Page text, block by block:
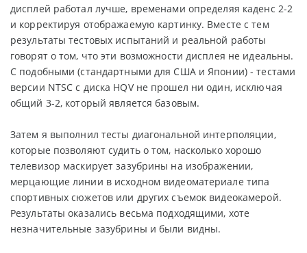
дисплей работал лучше, временами определяя каденс 2-2
и корректируя отображаемую картинку. Вместе с тем
результаты тестовых испытаний и реальной работы
говорят о том, что эти возможности дисплея не идеальны.
С подобными (стандартными для США и Японии) - тестами
версии NTSC с диска HQV не прошел ни один, исключая
общий 3-2, который является базовым.
Затем я выполнил тесты диагональной интерполяции,
которые позволяют судить о том, насколько хорошо
телевизор маскирует зазубрины на изображении,
мерцающие линии в исходном видеоматериале типа
спортивных сюжетов или других съемок видеокамерой.
Результаты оказались весьма подходящими, хоте
незначительные зазубрины и были видны.